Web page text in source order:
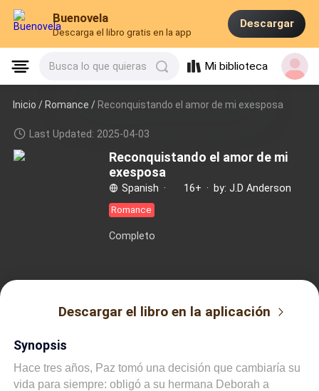
Buenovela
Descarga el libro gratis en la app
Descargar
Busca lo que quieras Mi biblioteca
Inicio /Romance / Reconquistando el amor de mi exesposa
Last Updated: 2025-04-03
Reconquistando el amor de mi
exesposa
Spanish · 16+ · by: J.D Anderson
Romance
Completo
Descargar el libro en la aplicación
Synopsis
Hace tres años, Paz tomó una decisión que cambiaría su
vida para siempre: obligó a su hermana Deborah a